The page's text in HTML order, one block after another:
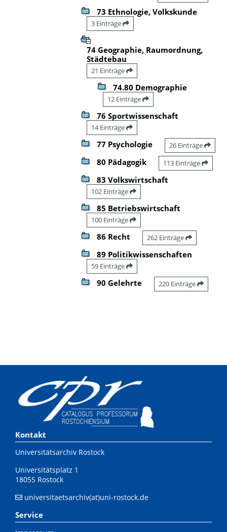
73 Ethnologie, Volkskunde
3 Einträge
74 Geographie, Raumordnung,
Städtebau
21 Einträge
74.80 Demographie
12 Einträge
76 Sportwissenschaft
14 Einträge
77 Psychologie 26 Einträge
80 Pädagogik 113 Einträge
83 Volkswirtschaft
102 Einträge
85 Betriebswirtschaft
100 Einträge
86 Recht 262 Einträge
89 Politikwissenschaften
59 Einträge
90 Gelehrte 220 Einträge
Kontakt
Universitätsarchiv Rostock
Universitätsplatz 1
18055 Rostock
universitaetsarchiv(at)uni-rostock.de
Service